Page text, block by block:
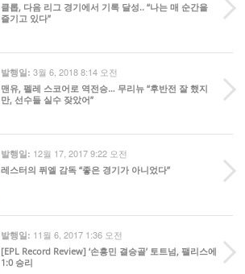
클롭, 다음 리그 경기에서 기록 달성.. “나는 매 순간을
즐기고 있다”
발행일: 3월 6, 2018 8:14 오전
맨유, 펠레 스코어로 역전승… 무리뉴 “후반전 잘 했지
만, 선수들 실수 잦았어”
발행일: 12월 17, 2017 9:22 오전
레스터의 퓌엘 감독 “좋은 경기가 아니었다”
발행일: 11월 6, 2017 1:36 오전
[EPL Record Review] ‘손흥민 결승골’ 토트넘, 팰리스에
1:0 승리